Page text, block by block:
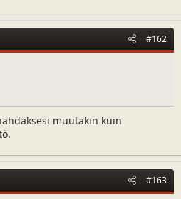
#162
muutakin kuin
#163